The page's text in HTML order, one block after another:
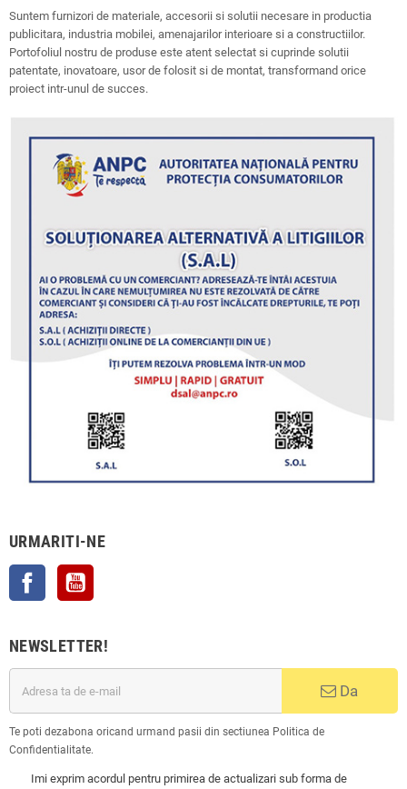
Suntem furnizori de materiale, accesorii si solutii necesare in productia
publicitara, industria mobilei, amenajarilor interioare si a constructiilor.
Portofoliul nostru de produse este atent selectat si cuprinde solutii
patentate, inovatoare, usor de folosit si de montat, transformand orice
proiect intr-unul de succes.
URMARITI-NE
Facebook
NEWSLETTER!
Da
Te poti dezabona oricand urmand pasii din sectiunea Politica de
Confidentialitate.
Imi exprim acordul pentru primirea de actualizari sub forma de